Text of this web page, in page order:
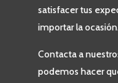
satisfacer tus
importar la
Contacta a
podemos hacer